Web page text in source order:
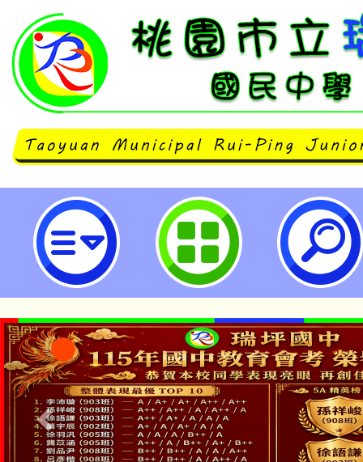
2024中華民國物理教育聯合會議-
民中學